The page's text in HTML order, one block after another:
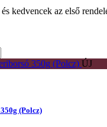
kedvencek az első
ÚJ
(Polcz)